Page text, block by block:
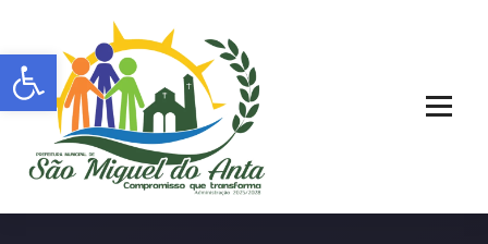
Barra de Ferramentas Aberta
o
conteúdo